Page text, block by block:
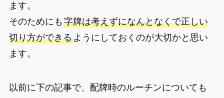
ます。
そのためにも字牌は考えずになんとなくで正しい
切り方ができるようにしておくのが大切かと思い
ます。
以前に下の記事で、配牌時のルーチンについても